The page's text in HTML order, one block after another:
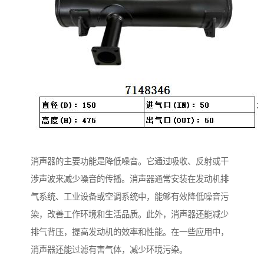
消声器的主要功能是降低噪音。它通过吸收、反射或干
涉声波来减少噪音的传播。消声器通常安装在发动机排
气系统、工业设备或空调系统中，能够有效降低噪音污
染，改善工作环境和生活品质。此外，消声器还能减少
排气背压，提高发动机的效率和性能。在一些应用中，
消声器还能过滤有害气体，减少环境污染。